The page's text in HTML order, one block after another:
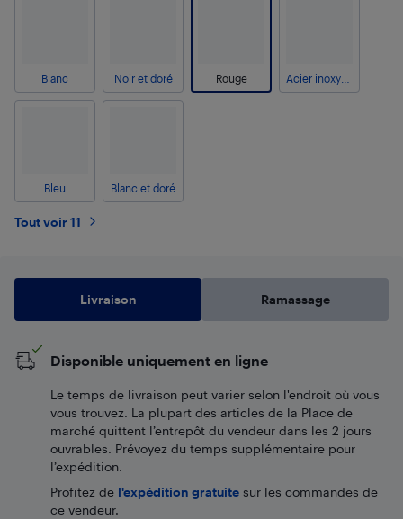
Blanc Noir et doré Rouge
Bleu Blanc et doré
Tout voir 11
Livraison Ramassage
Disponible uniquement en ligne
Le temps de livraison peut varier selon l'endroit où vous
vous trouvez. La plupart des articles de la Place de
marché quittent l’entrepôt du vendeur dans les 2 jours
ouvrables. Prévoyez du temps supplémentaire pour
l’expédition.
Profitez de l'expédition gratuite sur les commandes de
ce vendeur.